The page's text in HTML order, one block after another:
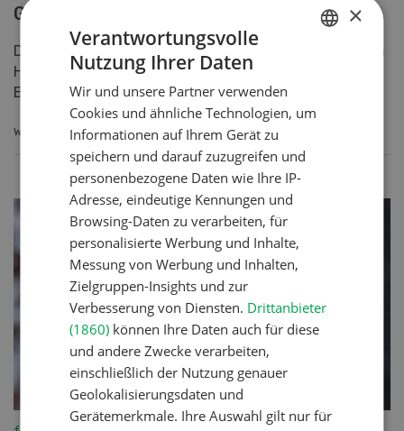
fenaco-LANDI
Genossenschaftliche Lösung für Barto
Die fenaco und die Laveba investieren in den digitalen
Hofmanager Barto und sichern damit seine Zukunft.
Barto bleibt auch in Zukunft offen für alle Branch...
WEITERLESEN
×
Verantwortungsvolle
Nutzung Ihrer Daten
Wir und unsere Partner verwenden
Cookies und ähnliche Technologien, um
Informationen auf Ihrem Gerät zu
speichern und darauf zuzugreifen und
personenbezogene Daten wie Ihre IP-
Adresse, eindeutige Kennungen und
Browsing-Daten zu verarbeiten, für
personalisierte Werbung und Inhalte,
Messung von Werbung und Inhalten,
Zielgruppen-Insights und zur
Verbesserung von Diensten. Drittanbieter
(1860) können Ihre Daten auch für diese
und andere Zwecke verarbeiten,
einschließlich der Nutzung genauer
Geolokalisierungsdaten und
Gerätemerkmale. Ihre Auswahl gilt nur für